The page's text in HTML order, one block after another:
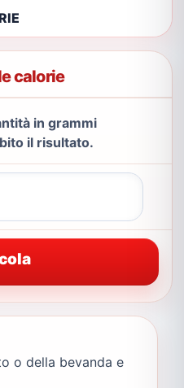
calorie
in grammi
il risultato.
o della bevanda e